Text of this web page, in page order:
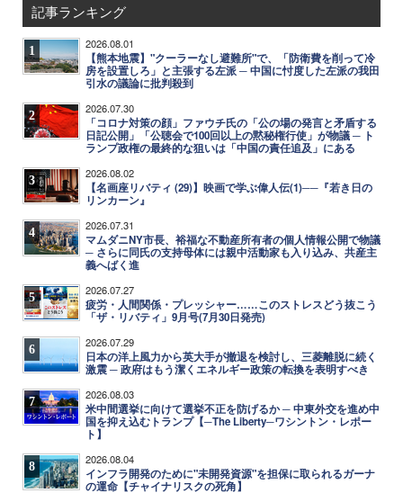
記事ランキング
1 2026.08.01
【熊本地震】"クーラーなし避難所"で、「防衛費を削って冷
房を設置しろ」と主張する左派 ─ 中国に忖度した左派の我田
引水の議論に批判殺到
2 2026.07.30
「コロナ対策の顔」ファウチ氏の「公の場の発言と矛盾する
日記公開」「公聴会で100回以上の黙秘権行使」が物議 ─ ト
ランプ政権の最終的な狙いは「中国の責任追及」にある
3 2026.08.02
【名画座リバティ (29)】映画で学ぶ偉人伝(1)──『若き日の
リンカーン』
4 2026.07.31
マムダニNY市長、裕福な不動産所有者の個人情報公開で物議
─ さらに同氏の支持母体には親中活動家も入り込み、共産主
義へばく進
5 2026.07.27
疲労・人間関係・プレッシャー……このストレスどう抜こう
「ザ・リバティ」9月号(7月30日発売)
6 2026.07.29
日本の洋上風力から英大手が撤退を検討し、三菱離脱に続く
激震 ─ 政府はもう潔くエネルギー政策の転換を表明すべき
7 2026.08.03
米中間選挙に向けて選挙不正を防げるか ─ 中東外交を進め中
国を抑え込むトランプ【─The Liberty─ワシントン・レポー
ト】
8 2026.08.04
インフラ開発のために"未開発資源"を担保に取られるガーナ
の運命【チャイナリスクの死角】